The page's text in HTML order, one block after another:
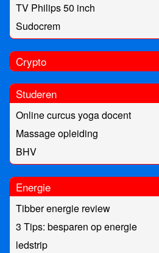
TV Philips 50 inch
Sudocrem
Crypto
Studeren
Online curcus yoga docent
Massage opleiding
BHV
Energie
Tibber energie review
3 Tips: besparen op energie
ledstrip